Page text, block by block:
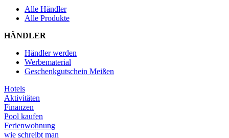
Alle Händler
Alle Produkte
HÄNDLER
Händler werden
Werbematerial
Geschenkgutschein Meißen
Hotels
Aktivitäten
Finanzen
Pool kaufen
Ferienwohnung
wie schreibt man